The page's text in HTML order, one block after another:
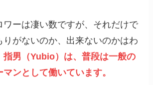
ワーは凄い数ですが、それだけで
りがないのか、出来ないのかはわ
指男（Yubio）は、普段は一般の
ンとして働いています。